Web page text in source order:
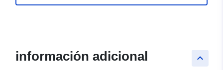
keyboard_arrow_up
información adicional